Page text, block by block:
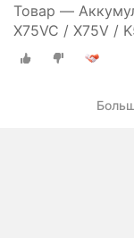
Товар —
X75VC / X75V /
/ X55C / X75VB
5200mah